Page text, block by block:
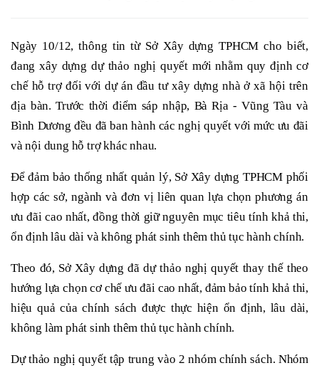
Ngày 10/12, thông tin từ Sở Xây dựng TPHCM cho biết,
đang xây dựng dự thảo nghị quyết mới nhằm quy định cơ
chế hỗ trợ đối với dự án đầu tư xây dựng nhà ở xã hội trên
địa bàn. Trước thời điểm sáp nhập, Bà Rịa - Vũng Tàu và
Bình Dương đều đã ban hành các nghị quyết với mức ưu đãi
và nội dung hỗ trợ khác nhau.
Để đảm bảo thống nhất quản lý, Sở Xây dựng TPHCM phối
hợp các sở, ngành và đơn vị liên quan lựa chọn phương án
ưu đãi cao nhất, đồng thời giữ nguyên mục tiêu tính khả thi,
ổn định lâu dài và không phát sinh thêm thủ tục hành chính.
Theo đó, Sở Xây dựng đã dự thảo nghị quyết thay thế theo
hướng lựa chọn cơ chế ưu đãi cao nhất, đảm bảo tính khả thi,
hiệu quả của chính sách được thực hiện ổn định, lâu dài,
không làm phát sinh thêm thủ tục hành chính.
Dự thảo nghị quyết tập trung vào 2 nhóm chính sách. Nhóm